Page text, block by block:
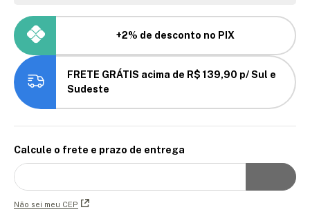
+2% de desconto no PIX
FRETE GRÁTIS acima de R$ 139,90 p/ Sul e
Sudeste
Calcule o frete e prazo de entrega
Não sei meu CEP